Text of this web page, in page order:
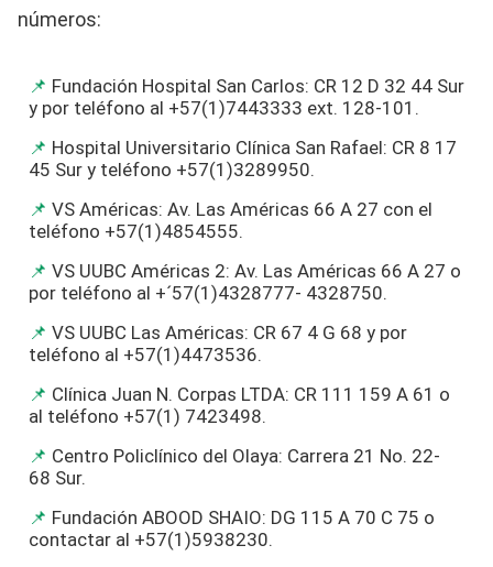
números:
Fundación Hospital San Carlos: CR 12 D 32 44 Sur
y por teléfono al +57(1)7443333 ext. 128-101.
Hospital Universitario Clínica San Rafael: CR 8 17
45 Sur y teléfono +57(1)3289950.
VS Américas: Av. Las Américas 66 A 27 con el
teléfono +57(1)4854555.
VS UUBC Américas 2: Av. Las Américas 66 A 27 o
por teléfono al +´57(1)4328777- 4328750.
VS UUBC Las Américas: CR 67 4 G 68 y por
teléfono al +57(1)4473536.
Clínica Juan N. Corpas LTDA: CR 111 159 A 61 o
al teléfono +57(1) 7423498.
Centro Policlínico del Olaya: Carrera 21 No. 22-
68 Sur.
Fundación ABOOD SHAIO: DG 115 A 70 C 75 o
contactar al +57(1)5938230.